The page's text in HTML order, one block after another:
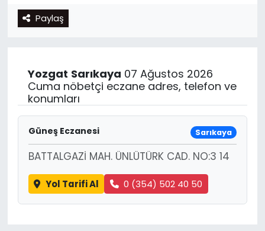
Paylaş
Yozgat Sarıkaya 07 Ağustos 2026
Cuma nöbetçi eczane adres, telefon ve
konumları
Güneş Eczanesi Sarıkaya
BATTALGAZİ MAH. ÜNLÜTÜRK CAD. NO:3 14
Yol Tarifi Al 0 (354) 502 40 50
Son Dakika Haberleri